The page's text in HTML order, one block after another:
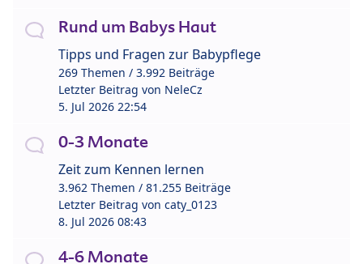
Rund um Babys Haut
Tipps und Fragen zur Babypflege
269 Themen / 3.992 Beiträge
Letzter Beitrag von NeleCz
5. Jul 2026 22:54
0-3 Monate
Zeit zum Kennen lernen
3.962 Themen / 81.255 Beiträge
Letzter Beitrag von caty_0123
8. Jul 2026 08:43
4-6 Monate